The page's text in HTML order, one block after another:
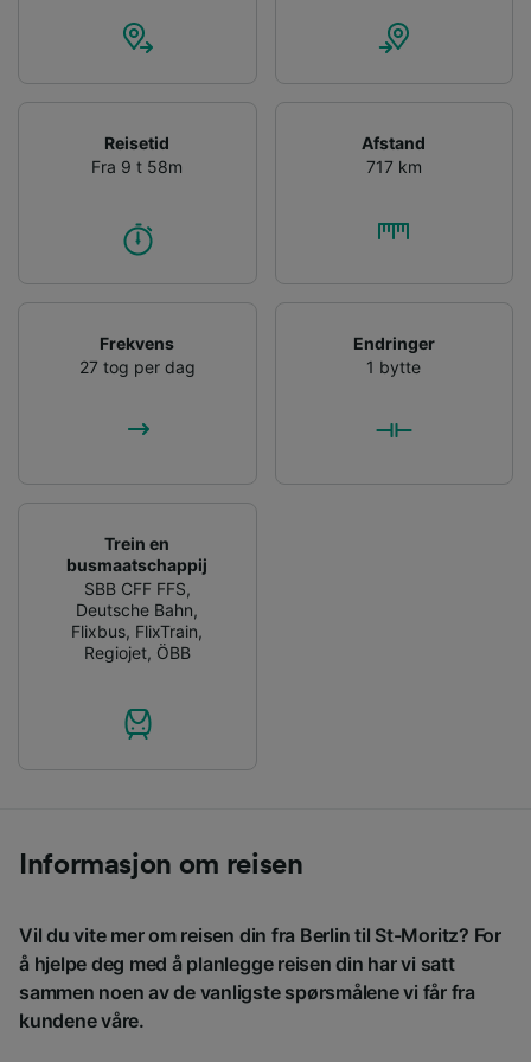
Reisetid
Fra 9 t 58m
Afstand
717 km
Frekvens
27 tog per dag
Endringer
1 bytte
Trein en
busmaatschappij
SBB CFF FFS,
Deutsche Bahn,
Flixbus, FlixTrain,
Regiojet, ÖBB
Informasjon om reisen
Vil du vite mer om reisen din fra Berlin til St-Moritz? For
å hjelpe deg med å planlegge reisen din har vi satt
sammen noen av de vanligste spørsmålene vi får fra
kundene våre.